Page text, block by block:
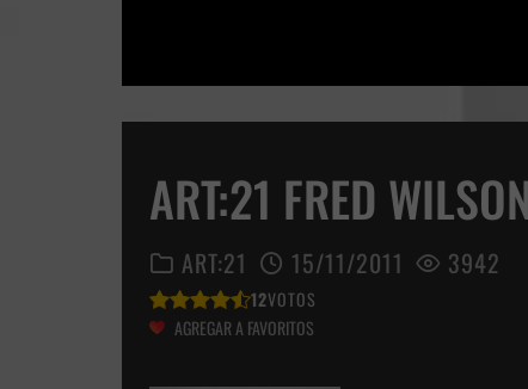
ART:21 FRED WILSON
ART:21 15/11/2011 3942
12VOTOS
AGREGAR A FAVORITOS